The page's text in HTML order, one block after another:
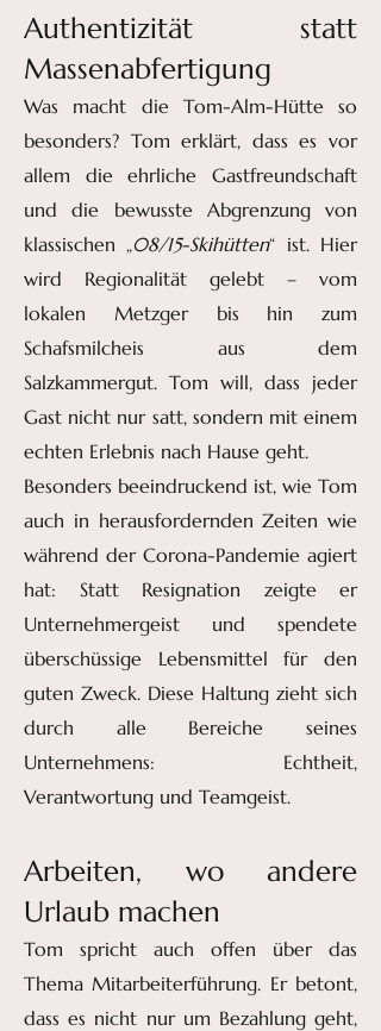
Authentizität statt
Massenabfertigung
Was macht die Tom-Alm-Hütte so
besonders? Tom erklärt, dass es vor
allem die ehrliche Gastfreundschaft
und die bewusste Abgrenzung von
klassischen „08/15-Skihütten“ ist. Hier
wird Regionalität gelebt – vom
lokalen Metzger bis hin zum
Schafsmilcheis aus dem
Salzkammergut. Tom will, dass jeder
Gast nicht nur satt, sondern mit einem
echten Erlebnis nach Hause geht.
Besonders beeindruckend ist, wie Tom
auch in herausfordernden Zeiten wie
während der Corona-Pandemie agiert
hat: Statt Resignation zeigte er
Unternehmergeist und spendete
überschüssige Lebensmittel für den
guten Zweck. Diese Haltung zieht sich
durch alle Bereiche seines
Unternehmens: Echtheit,
Verantwortung und Teamgeist.
Arbeiten, wo andere
Urlaub machen
Tom spricht auch offen über das
Thema Mitarbeiterführung. Er betont,
dass es nicht nur um Bezahlung geht,